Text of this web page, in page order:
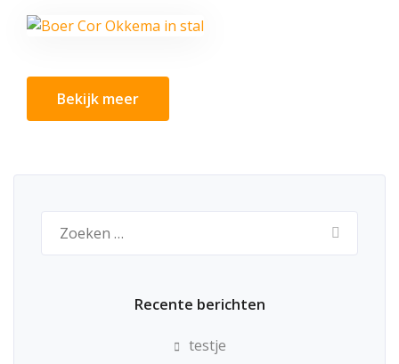
Bekijk meer
naar:
Recente berichten
testje